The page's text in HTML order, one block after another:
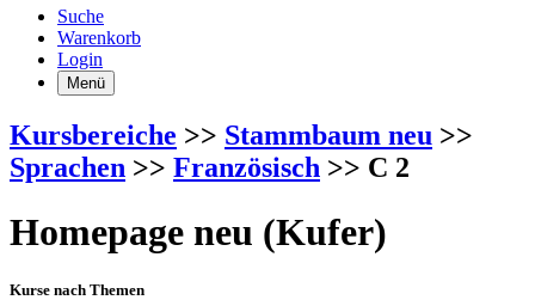
Suche
Warenkorb
Login
Menü
Kursbereiche >> Stammbaum neu >>
Sprachen >> Französisch >> C 2
Homepage neu (Kufer)
Kurse nach Themen